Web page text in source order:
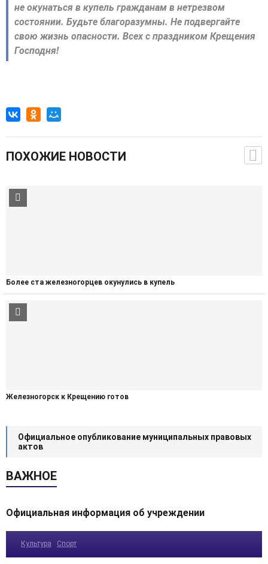
не окунаться в купель гражданам в нетрезвом
состоянии. Будьте благоразумны. Не подвергайте
свою жизнь опасности. Всех с праздником Крещения
Господня!
ПОХОЖИЕ НОВОСТИ
Более ста железногорцев окунулись в купель
Железногорск к Крещению готов
Официальное опубликование муниципальных правовых
актов
ВАЖНОЕ
Официальная информация об учреждении
Культура Спорт